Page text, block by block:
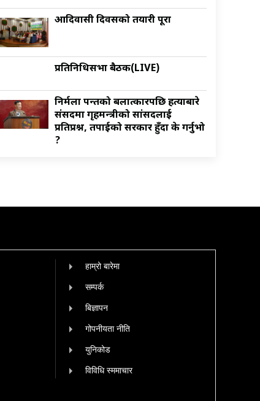
आदिवासी दिवसको तयारी पूरा
प्रतिनिधिसभा बैठक(LIVE)
निर्मला पन्तको बलात्कारपछि हत्याबारे
संसदमा गृहमन्त्रीको सांसदलाई
प्रतिप्रश्न, तपाईको सरकार हुँदा के गर्नुभो
?
हाम्रो बारेमा
सम्पर्क
बिज्ञापन
गोपनीयता नीति
युनिकोड
विविधि स्ममाचार